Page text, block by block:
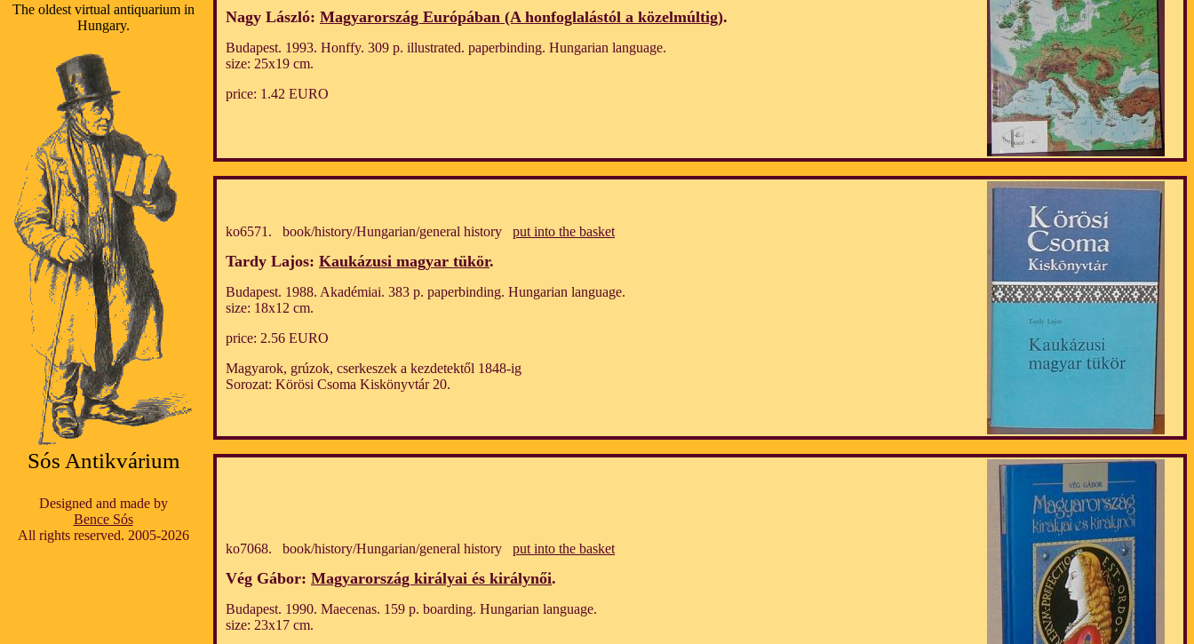
The oldest virtual antiquarium in
Hungary.
Sós Antikvárium
Designed and made by
Bence Sós
All rights reserved. 2005-2026
Nagy László: Magyarország Európában (A honfoglalástól a közelmúltig).
Budapest. 1993. Honffy. 309 p. illustrated. paperbinding. Hungarian language.
size: 25x19 cm.
price: 1.42 EURO
ko6571. book/history/Hungarian/general history put into the basket
Tardy Lajos: Kaukázusi magyar tükör.
Budapest. 1988. Akadémiai. 383 p. paperbinding. Hungarian language.
size: 18x12 cm.
price: 2.56 EURO
Magyarok, grúzok, cserkeszek a kezdetektől 1848-ig
Sorozat: Körösi Csoma Kiskönyvtár 20.
ko7068. book/history/Hungarian/general history put into the basket
Vég Gábor: Magyarország királyai és királynői.
Budapest. 1990. Maecenas. 159 p. boarding. Hungarian language.
size: 23x17 cm.